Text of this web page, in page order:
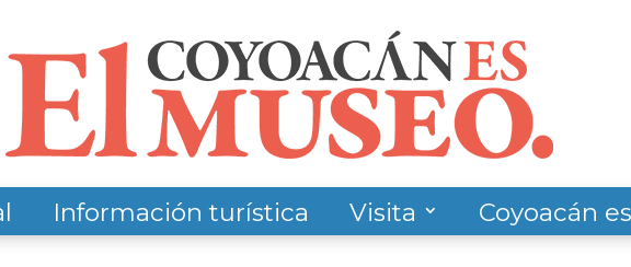
Información turística Visita Coyoacán